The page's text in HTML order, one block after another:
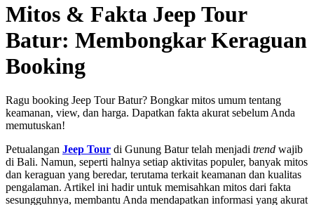
Mitos & Fakta Jeep Tour
Batur: Membongkar Keraguan
Booking
Ragu booking Jeep Tour Batur? Bongkar mitos umum tentang
keamanan, view, dan harga. Dapatkan fakta akurat sebelum Anda
memutuskan!
Petualangan Jeep Tour di Gunung Batur telah menjadi trend wajib
di Bali. Namun, seperti halnya setiap aktivitas populer, banyak mitos
dan keraguan yang beredar, terutama terkait keamanan dan kualitas
pengalaman. Artikel ini hadir untuk memisahkan mitos dari fakta
sesungguhnya, membantu Anda mendapatkan informasi yang akurat